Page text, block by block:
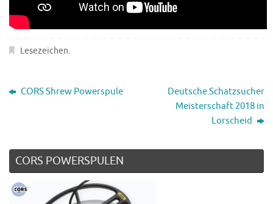
Lesezeichen.
CORS Shrew Powerspule
Deutsche Schatzsucher
Meisterschaft 2018 in
Lorscheid
CORS POWERSPULEN